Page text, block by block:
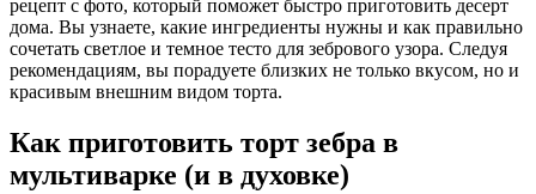
рецепт с фото, который поможет быстро приготовить десерт
дома. Вы узнаете, какие ингредиенты нужны и как правильно
сочетать светлое и темное тесто для зебрового узора. Следуя
рекомендациям, вы порадуете близких не только вкусом, но и
красивым внешним видом торта.
Как приготовить торт зебра в
мультиварке (и в духовке)